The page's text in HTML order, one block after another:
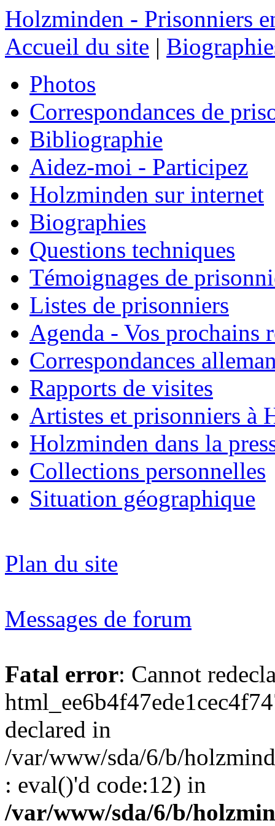
Holzminden - Prisonniers
Accueil du site |
Photos
Correspondances de
Bibliographie
Aidez-moi - Participez
Holzminden sur internet
Biographies
Questions techniques
Témoignages de
Listes de prisonniers
Agenda - Vos prochains
Correspondances
Rapports de visites
Artistes et prisonniers à
Holzminden dans la
Collections personnelles
Situation géographique
Plan du site
Messages de forum
Fatal error: Cannot
declared in
/var/www/sda/6/b/
: eval()'d code:12) in
/var/www/sda/6/b/